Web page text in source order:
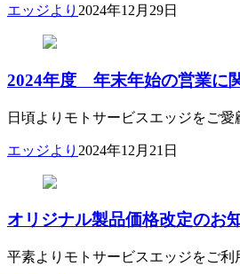
エッジより 2024年12月29日
2024年度 年末年始の営業に
日頃よりモトサービスエッジをご
エッジより 2024年12月21日
オリジナル製品価格改定のお
平素よりモトサービスエッジをご